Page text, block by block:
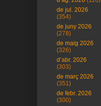
de jul. 2026
(354)
de juny 2026
(278)
de maig 2026
(326)
d’abr. 2026
(303)
de març 2026
(351)
de febr. 2026
(300)